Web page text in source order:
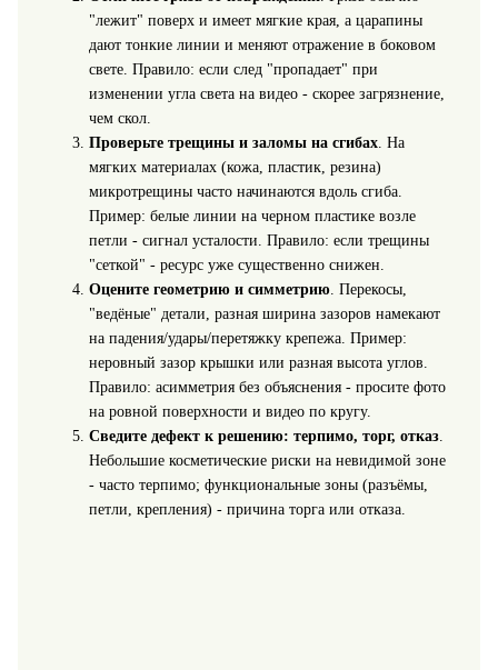
"лежит" поверх и имеет мягкие края, а царапины
дают тонкие линии и меняют отражение в боковом
свете. Правило: если след "пропадает" при
изменении угла света на видео - скорее загрязнение,
чем скол.
Проверьте трещины и заломы на сгибах. На
мягких материалах (кожа, пластик, резина)
микротрещины часто начинаются вдоль сгиба.
Пример: белые линии на черном пластике возле
петли - сигнал усталости. Правило: если трещины
"сеткой" - ресурс уже существенно снижен.
Оцените геометрию и симметрию. Перекосы,
"ведёные" детали, разная ширина зазоров намекают
на падения/удары/перетяжку крепежа. Пример:
неровный зазор крышки или разная высота углов.
Правило: асимметрия без объяснения - просите фото
на ровной поверхности и видео по кругу.
Сведите дефект к решению: терпимо, торг, отказ.
Небольшие косметические риски на невидимой зоне
- часто терпимо; функциональные зоны (разъёмы,
петли, крепления) - причина торга или отказа.